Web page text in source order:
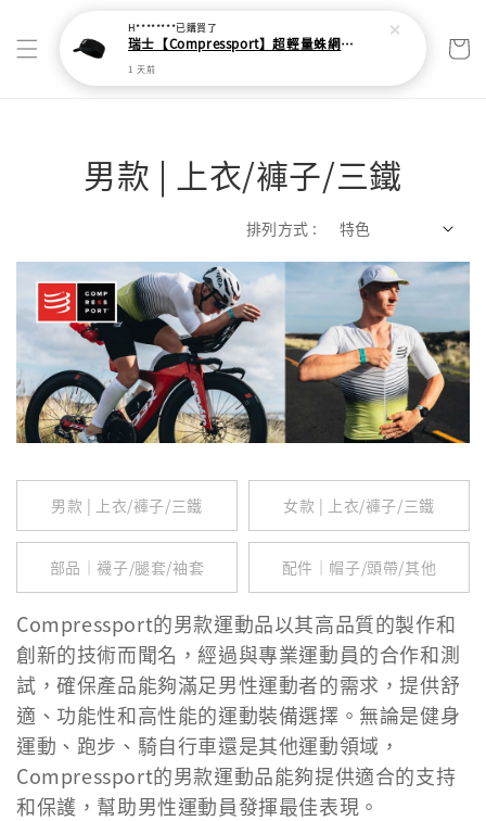
男款 | 上衣/褲子/三鐵
排列方式 :
男款 | 上衣/褲子/三鐵 女款 | 上衣/褲子/三鐵
部品｜襪子/腿套/袖套 配件｜帽子/頭帶/其他
Compressport的男款運動品以其高品質的製作和
創新的技術而聞名，經過與專業運動員的合作和測
試，確保產品能夠滿足男性運動者的需求，提供舒
適、功能性和高性能的運動裝備選擇。無論是健身
運動、跑步、騎自行車還是其他運動領域，
Compressport的男款運動品能夠提供適合的支持
和保護，幫助男性運動員發揮最佳表現。